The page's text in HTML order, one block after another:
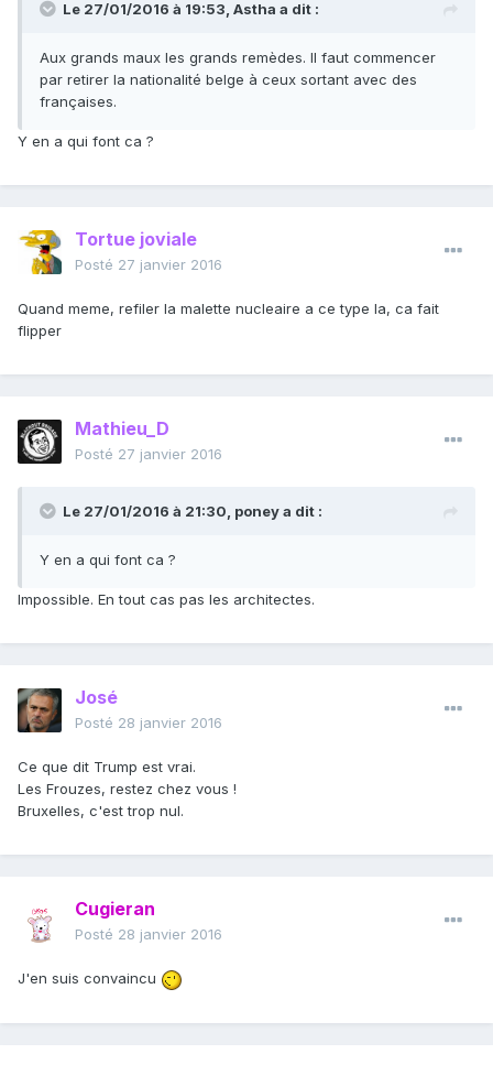
Le 27/01/2016 à 19:53, Astha a dit :
Aux grands maux les grands remèdes. Il faut commencer
par retirer la nationalité belge à ceux sortant avec des
françaises.
Y en a qui font ca ?
Tortue joviale
Posté 27 janvier 2016
Quand meme, refiler la malette nucleaire a ce type la, ca fait
flipper
Mathieu_D
Posté 27 janvier 2016
Le 27/01/2016 à 21:30, poney a dit :
Y en a qui font ca ?
Impossible. En tout cas pas les architectes.
José
Posté 28 janvier 2016
Ce que dit Trump est vrai.
Les Frouzes, restez chez vous !
Bruxelles, c'est trop nul.
Cugieran
Posté 28 janvier 2016
J'en suis convaincu